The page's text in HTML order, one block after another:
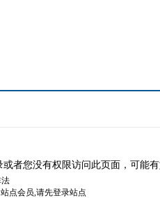
或者您没有权限访问此页面，可能
点会员,请先登录站点